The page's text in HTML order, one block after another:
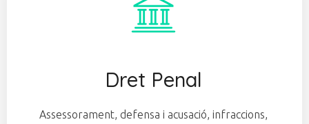
Dret Penal
Assessorament, defensa i acusació, infraccions,